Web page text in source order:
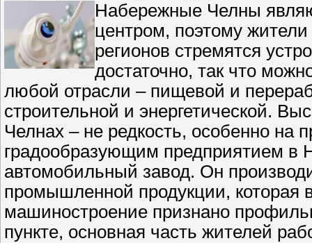
Набережные Челны
центром, поэтому
регионов стремятся
достаточно, так что
любой отрасли – пищевой и
строительной и энергетической.
Челнах – не редкость, особенно на
градообразующим предприятием в
автомобильный завод. Он
промышленной продукции, которая
машиностроение признано
пункте, основная часть жителей